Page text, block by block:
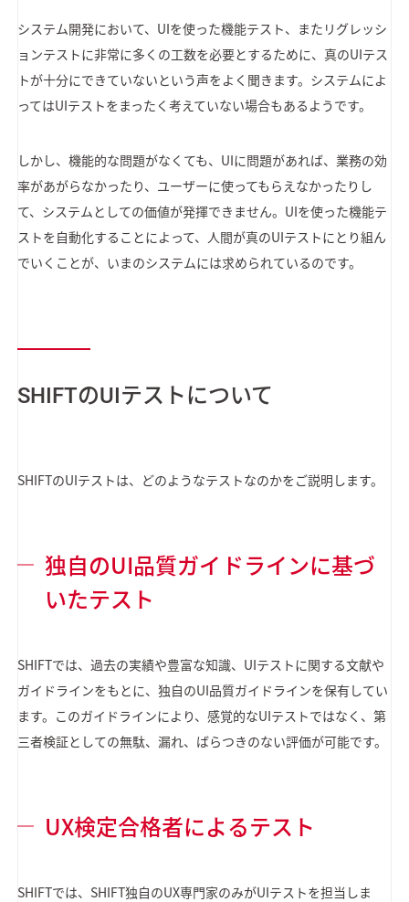
システム開発において、UIを使った機能テスト、またリグレッシ
ョンテストに非常に多くの工数を必要とするために、真のUIテス
トが十分にできていないという声をよく聞きます。システムによ
ってはUIテストをまったく考えていない場合もあるようです。
しかし、機能的な問題がなくても、UIに問題があれば、業務の効
率があがらなかったり、ユーザーに使ってもらえなかったりし
て、システムとしての価値が発揮できません。UIを使った機能テ
ストを自動化することによって、人間が真のUIテストにとり組ん
でいくことが、いまのシステムには求められているのです。
SHIFTのUIテストについて
SHIFTのUIテストは、どのようなテストなのかをご説明します。
独自のUI品質ガイドラインに基づ
いたテスト
SHIFTでは、過去の実績や豊富な知識、UIテストに関する文献や
ガイドラインをもとに、独自のUI品質ガイドラインを保有してい
ます。このガイドラインにより、感覚的なUIテストではなく、第
三者検証としての無駄、漏れ、ばらつきのない評価が可能です。
UX検定合格者によるテスト
SHIFTでは、SHIFT独自のUX専門家のみがUIテストを担当しま